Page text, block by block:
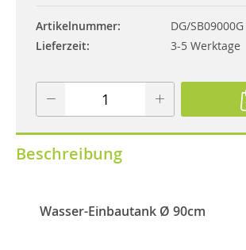
Artikelnummer
DG/SB09000G
Lieferzeit
3-5 Werktage
Beschreibung
Wasser-Einbautank Ø 90cm